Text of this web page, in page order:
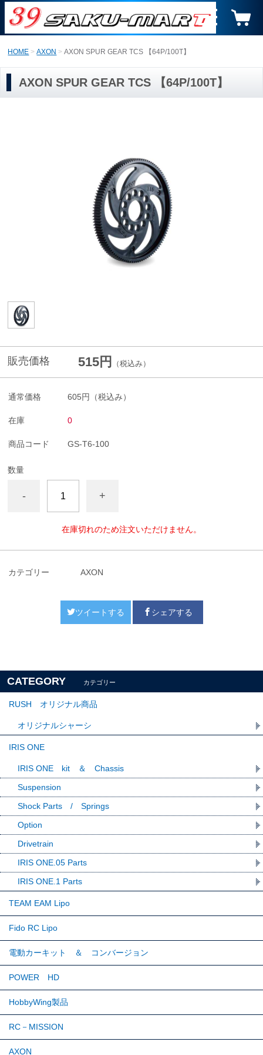
HOME AXON AXON SPUR GEAR TCS 【64P/100T】
AXON SPUR GEAR TCS 【64P/100T】
販売価格 515円 （税込み）
通常価格 605円 （税込み）
在庫 0
商品コード GS-T6-100
数量
- +
在庫切れのため注文いただけません。
カテゴリー AXON
ツイートする シェアする
CATEGORY カテゴリー
RUSH オリジナル商品
オリジナルシャーシ
IRIS ONE
IRIS ONE kit ＆ Chassis
Suspension
Shock Parts / Springs
Option
Drivetrain
IRIS ONE.05 Parts
IRIS ONE.1 Parts
TEAM EAM Lipo
Fido RC Lipo
電動カーキット ＆ コンバージョン
POWER HD
HobbyWing製品
RC－MISSION
AXON